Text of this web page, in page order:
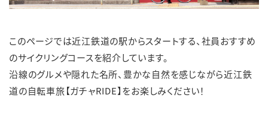
English 簡体中文 繁体中文 한국어
このページでは近江鉄道の駅からスタートする、社員おすすめ
のサイクリングコースを紹介しています。
沿線のグルメや隠れた名所、豊かな自然を感じながら近江鉄
道の自転車旅【ガチャRIDE】をお楽しみください！